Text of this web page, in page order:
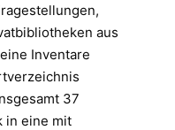
aus
Inventare
37
in eine mit